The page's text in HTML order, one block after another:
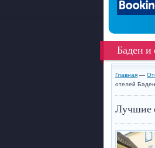
Баден и
Главная —
отелей
Лучшие